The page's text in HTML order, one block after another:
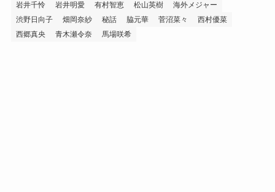
岩井千怜
岩井明愛 有村智恵 松山英樹
海外メジャー
渋野日向子
畑岡奈紗 秘話 脇元華 菅沼菜々
西村優菜
西郷真央
青木瀬令奈 馬場咲希